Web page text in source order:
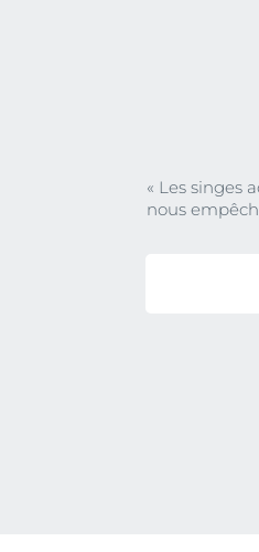
« Les singes
nous